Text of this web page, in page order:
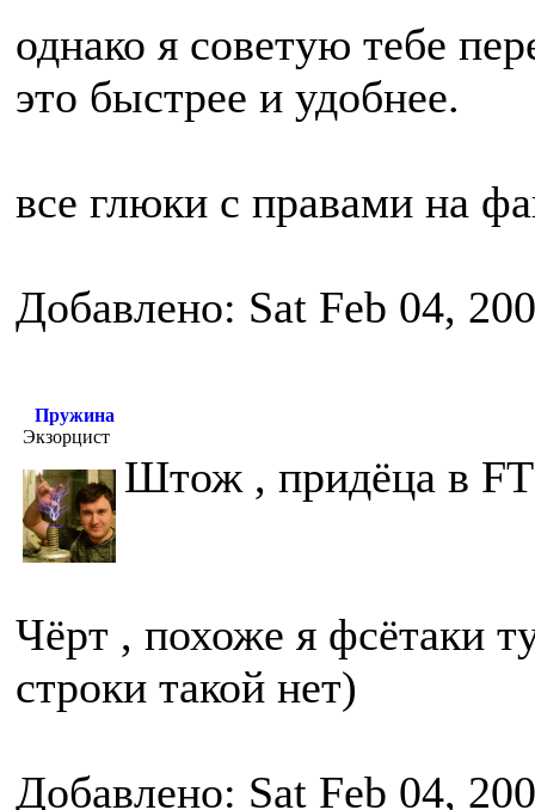
однако я советую тебе
это быстрее и удобнее.
все глюки с правами на
Добавлено: Sat Feb 04,
Пружина
Экзорцист
Штож , придёца в
Чёрт , похоже я фсётаки
строки такой нет)
Добавлено: Sat Feb 04,